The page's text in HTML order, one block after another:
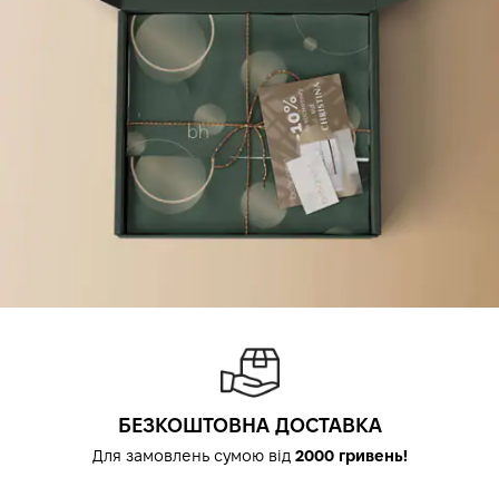
БЕЗКОШТОВНА ДОСТАВКА
Для замовлень сумою від 2000 гривень!